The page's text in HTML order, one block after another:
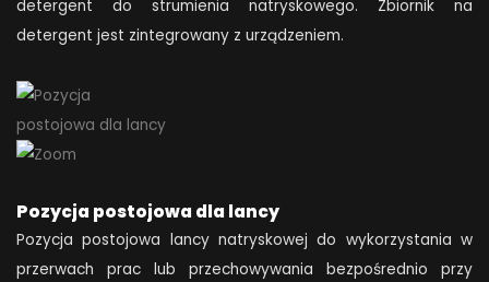
detergent do strumienia natryskowego. Zbiornik na
detergent jest zintegrowany z urządzeniem.
Pozycja postojowa dla lancy
Pozycja postojowa lancy natryskowej do wykorzystania w
przerwach prac lub przechowywania bezpośrednio przy